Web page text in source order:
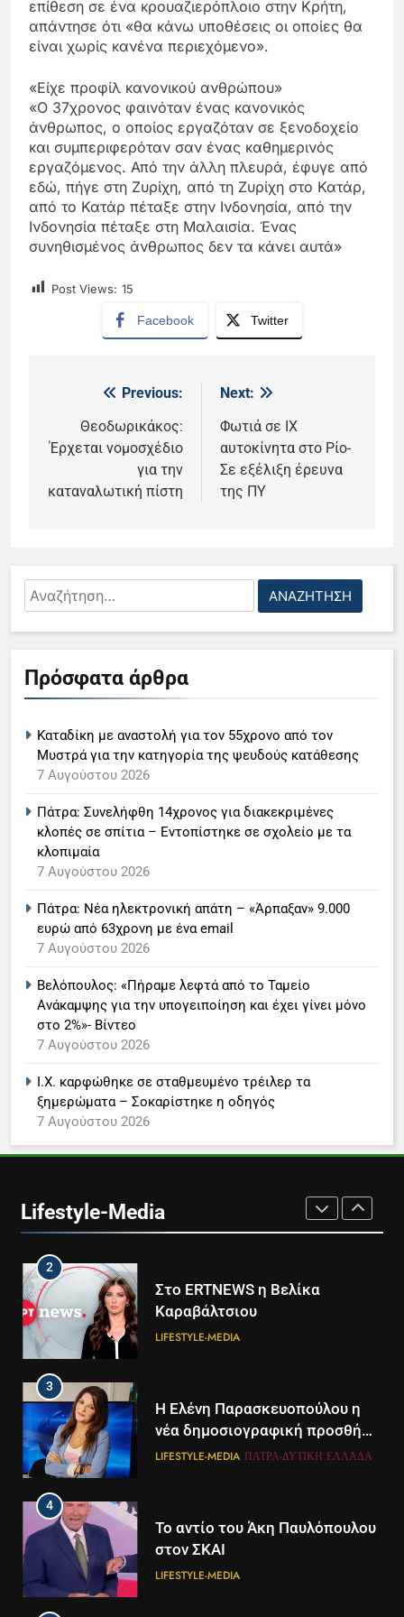
επίθεση σε ένα κρουαζιερόπλοιο στην Κρήτη,
απάντησε ότι «θα κάνω υποθέσεις οι οποίες θα
είναι χωρίς κανένα περιεχόμενο».
«Είχε προφίλ κανονικού ανθρώπου»
«Ο 37χρονος φαινόταν ένας κανονικός
άνθρωπος, ο οποίος εργαζόταν σε ξενοδοχείο
και συμπεριφερόταν σαν ένας καθημερινός
εργαζόμενος. Από την άλλη πλευρά, έφυγε από
εδώ, πήγε στη Ζυρίχη, από τη Ζυρίχη στο Κατάρ,
από το Κατάρ πέταξε στην Ινδονησία, από την
Ινδονησία πέταξε στη Μαλαισία. Ένας
συνηθισμένος άνθρωπος δεν τα κάνει αυτά»
Post Views: 15
Facebook Twitter
Πλοήγηση
άρθρων
Previous:
Θεοδωρικάκος:
Έρχεται νομοσχέδιο
για την
καταναλωτική πίστη
Next:
Φωτιά σε ΙΧ
αυτοκίνητα στο Ρίο-
Σε εξέλιξη έρευνα
της ΠΥ
Αναζήτηση
για:
Πρόσφατα άρθρα
Καταδίκη με αναστολή για τον 55χρονο από τον
Μυστρά για την κατηγορία της ψευδούς κατάθεσης
7 Αυγούστου 2026
Πάτρα: Συνελήφθη 14χρονος για διακεκριμένες
κλοπές σε σπίτια – Εντοπίστηκε σε σχολείο με τα
κλοπιμαία
7 Αυγούστου 2026
Πάτρα: Νέα ηλεκτρονική απάτη – «Άρπαξαν» 9.000
ευρώ από 63χρονη με ένα email
7 Αυγούστου 2026
Βελόπουλος: «Πήραμε λεφτά από το Ταμείο
Ανάκαμψης για την υπογειποίηση και έχει γίνει μόνο
στο 2%»- Βίντεο
7 Αυγούστου 2026
Ι.Χ. καρφώθηκε σε σταθμευμένο τρέιλερ τα
ξημερώματα – Σοκαρίστηκε η οδηγός
7 Αυγούστου 2026
Lifestyle-Media
5
Ο Παναγιώτης Στάθης στο
ειδήσεων της ΕΡΤ
LIFESTYLE-MEDIA
Στον ΑΝΤ1 η Σία Κοσιώνη- Η
ανακοίνωση του σταθμού
7
Τέλος από τον ΑΝΤ1 ο
LIFESTYLE-MEDIA
8
Times μαζί σε μια νέα
συνδρομητική πρόταση
LIFESTYLE-MEDIA
1
LIFESTYLE-MEDIA
2
Στο ERTNEWS η Βελίκα
Καραβάλτσιου
LIFESTYLE-MEDIA
3
Η Ελένη Παρασκευοπούλου η
νέα δημοσιογραφική προσθήκη
του ΣΚΑΪ στην Πάτρα
LIFESTYLE-MEDIA ΠΆΤΡΑ-ΔΥΤΙΚΉ ΕΛΛΆΔΑ
4
Το αντίο του Άκη Παυλόπουλου
στον ΣΚΑΙ
LIFESTYLE-MEDIA